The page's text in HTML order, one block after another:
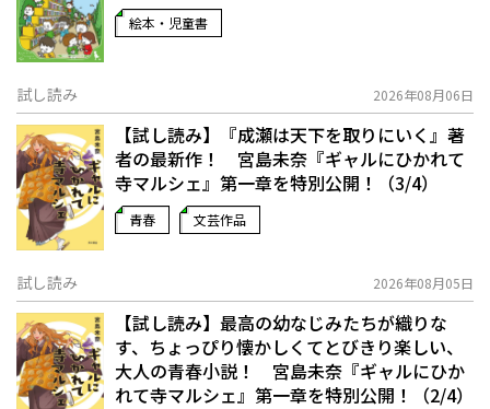
絵本・児童書
試し読み 2026年08月06日
【試し読み】『成瀬は天下を取りにいく』著
者の最新作！ 宮島未奈『ギャルにひかれて
寺マルシェ』第一章を特別公開！（3/4）
青春 文芸作品
試し読み 2026年08月05日
【試し読み】最高の幼なじみたちが織りな
す、ちょっぴり懐かしくてとびきり楽しい、
大人の青春小説！ 宮島未奈『ギャルにひか
れて寺マルシェ』第一章を特別公開！（2/4）